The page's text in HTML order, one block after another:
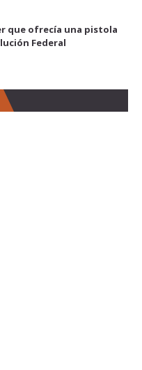
que ofrecía una pistola
Federal